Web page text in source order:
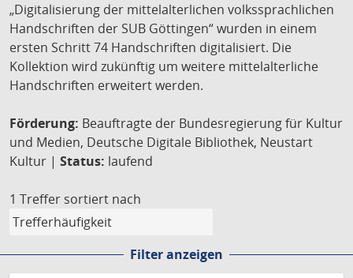
„Digitalisierung der mittelalterlichen volkssprachlichen
Handschriften der SUB Göttingen“ wurden in einem
ersten Schritt 74 Handschriften digitalisiert. Die
Kollektion wird zukünftig um weitere mittelalterliche
Handschriften erweitert werden.
Förderung: Beauftragte der Bundesregierung für Kultur
und Medien, Deutsche Digitale Bibliothek, Neustart
Kultur | Status: laufend
1 Treffer sortiert nach
Filter anzeigen